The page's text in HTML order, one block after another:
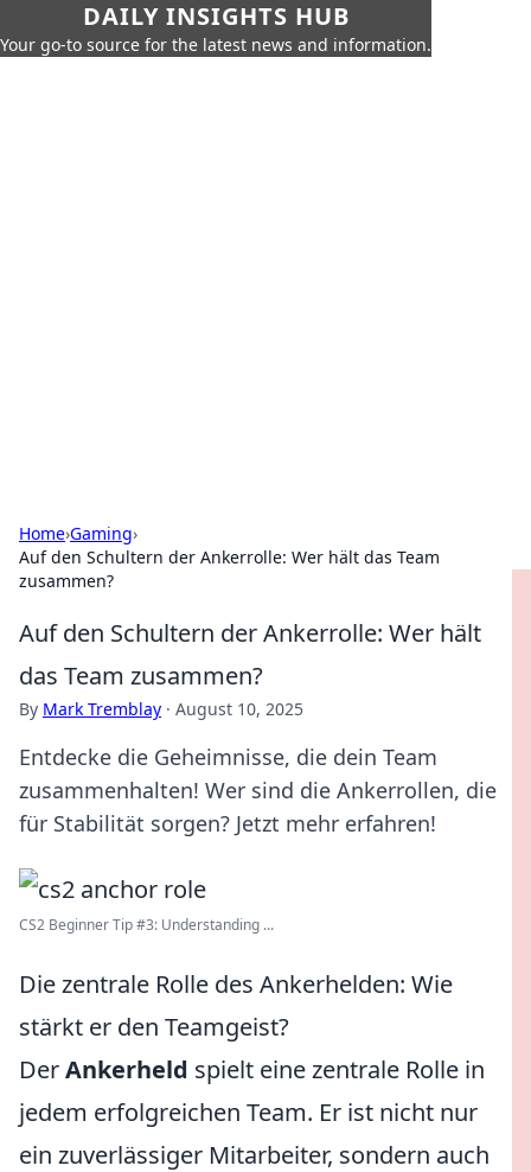
DAILY INSIGHTS HUB
Your go-to source for the latest news and information.
Home›Gaming›
Auf den Schultern der Ankerrolle: Wer hält das Team
zusammen?
Auf den Schultern der Ankerrolle: Wer hält
das Team zusammen?
By Mark Tremblay · August 10, 2025
Entdecke die Geheimnisse, die dein Team
zusammenhalten! Wer sind die Ankerrollen, die
für Stabilität sorgen? Jetzt mehr erfahren!
CS2 Beginner Tip #3: Understanding ...
Die zentrale Rolle des Ankerhelden: Wie
stärkt er den Teamgeist?
DerAnkerheld spielt eine zentrale Rolle in
jedem erfolgreichen Team. Er ist nicht nur
ein zuverlässiger Mitarbeiter, sondern auch